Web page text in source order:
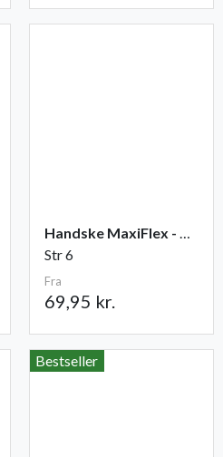
Handske MaxiFlex - Cut
Str 6
Fra
69,95 kr.
Bestseller